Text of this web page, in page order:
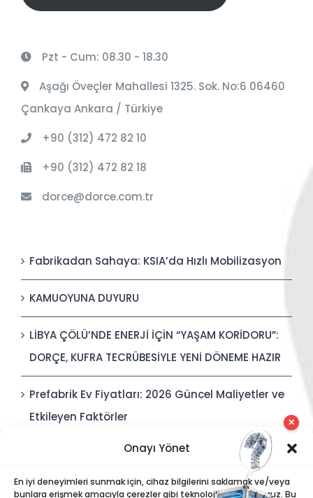
Onayı Yönet
En iyi deneyimleri sunmak için, cihaz bilgilerini saklamak ve/veya
bunlara erişmek amacıyla çerezler gibi teknolojiler kullanıyoruz. Bu
Pzt - Cum: 08.30 - 18.30
Aşağı Öveçler Mahallesi 1325. Sok. No:6 06460
Çankaya Ankara / Türkiye
+90 (312) 472 82 10
+90 (312) 472 82 18
dorce@dorce.com.tr
Fabrikadan Sahaya: KSIA’da Hızlı Mobilizasyon
KAMUOYUNA DUYURU
LİBYA ÇÖLÜ’NDE ENERJİ İÇİN “YAŞAM KORİDORU”:
DORÇE, KUFRA TECRÜBESİYLE YENİ DÖNEME HAZIR
Prefabrik Ev Fiyatları: 2026 Güncel Maliyetler ve
Etkileyen Faktörler
Polis Karakolları: Güvenli, Entegre ve Hızlı İnşa
Edilebilir Kamu Güvenliği Yapıları
✕